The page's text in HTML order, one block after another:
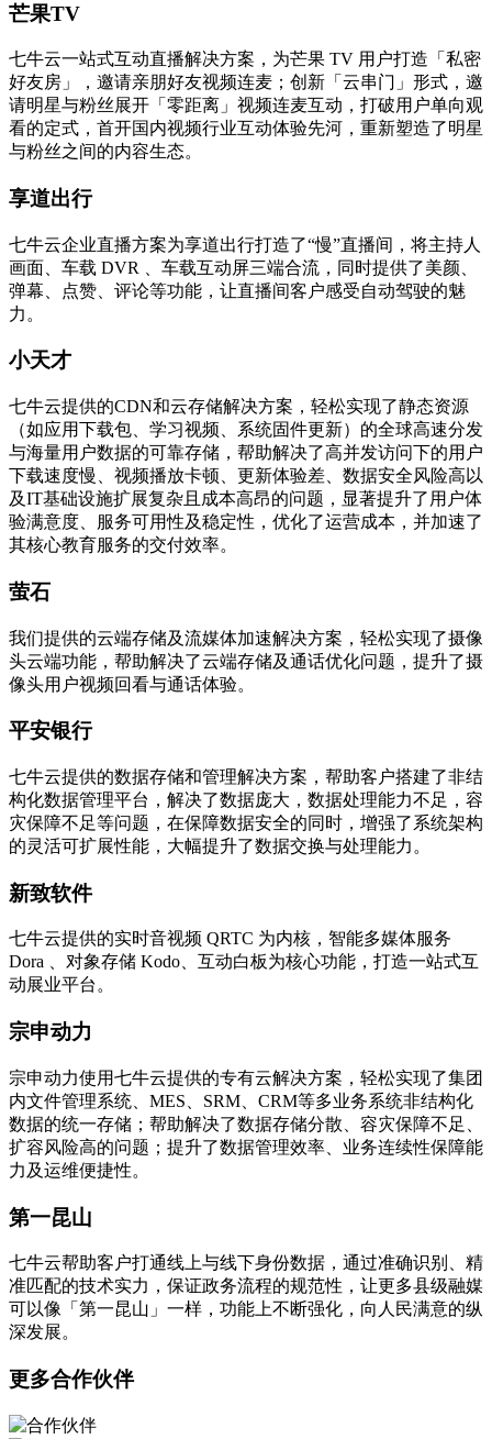
芒果TV
七牛云一站式互动直播解决方案，为芒果 TV 用户打造「私密
好友房」，邀请亲朋好友视频连麦；创新「云串门」形式，邀
请明星与粉丝展开「零距离」视频连麦互动，打破用户单向观
看的定式，首开国内视频行业互动体验先河，重新塑造了明星
与粉丝之间的内容生态。
享道出行
七牛云企业直播方案为享道出行打造了“慢”直播间，将主持人
画面、车载 DVR 、车载互动屏三端合流，同时提供了美颜、
弹幕、点赞、评论等功能，让直播间客户感受自动驾驶的魅
力。
小天才
七牛云提供的CDN和云存储解决方案，轻松实现了静态资源
（如应用下载包、学习视频、系统固件更新）的全球高速分发
与海量用户数据的可靠存储，帮助解决了高并发访问下的用户
下载速度慢、视频播放卡顿、更新体验差、数据安全风险高以
及IT基础设施扩展复杂且成本高昂的问题，显著提升了用户体
验满意度、服务可用性及稳定性，优化了运营成本，并加速了
其核心教育服务的交付效率。
萤石
我们提供的云端存储及流媒体加速解决方案，轻松实现了摄像
头云端功能，帮助解决了云端存储及通话优化问题，提升了摄
像头用户视频回看与通话体验。
平安银行
七牛云提供的数据存储和管理解决方案，帮助客户搭建了非结
构化数据管理平台，解决了数据庞大，数据处理能力不足，容
灾保障不足等问题，在保障数据安全的同时，增强了系统架构
的灵活可扩展性能，大幅提升了数据交换与处理能力。
新致软件
七牛云提供的实时音视频 QRTC 为内核，智能多媒体服务
Dora 、对象存储 Kodo、互动白板为核心功能，打造一站式互
动展业平台。
宗申动力
宗申动力使用七牛云提供的专有云解决方案，轻松实现了集团
内文件管理系统、MES、SRM、CRM等多业务系统非结构化
数据的统一存储；帮助解决了数据存储分散、容灾保障不足、
扩容风险高的问题；提升了数据管理效率、业务连续性保障能
力及运维便捷性。
第一昆山
七牛云帮助客户打通线上与线下身份数据，通过准确识别、精
准匹配的技术实力，保证政务流程的规范性，让更多县级融媒
可以像「第一昆山」一样，功能上不断强化，向人民满意的纵
深发展。
更多合作伙伴